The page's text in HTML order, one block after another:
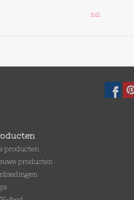
Ibili
producten
producten